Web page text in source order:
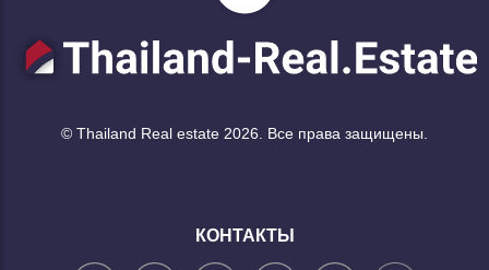
© Thailand Real estate 2026. Все права защищены.
КОНТАКТЫ